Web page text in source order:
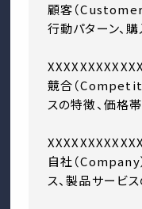
顧客（Customer
行動パターン、
競合（
スの特徴、価格
自社（Company
ス、製品サービ